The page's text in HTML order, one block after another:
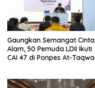
Gaungkan Semangat Cinta
Alam, 50 Pemuda LDII Ikuti
CAI 47 di Ponpes At-Taqwa